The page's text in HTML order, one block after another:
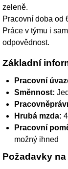
zeleně.
Pracovní doba od
Práce v týmu i
odpovědnost.
Základní
Pracovní
Směnnost:
Hrubá mzda:
Pracovní
možný ihned
Požadavky